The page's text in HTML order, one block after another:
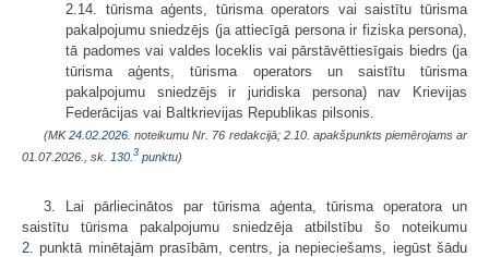
2.14. tūrisma aģents, tūrisma operators vai saistītu tūrisma
pakalpojumu sniedzējs (ja attiecīgā persona ir fiziska persona),
tā padomes vai valdes loceklis vai pārstāvēttiesīgais biedrs (ja
tūrisma aģents, tūrisma operators un saistītu tūrisma
pakalpojumu sniedzējs ir juridiska persona) nav Krievijas
Federācijas vai Baltkrievijas Republikas pilsonis.
(MK24.02.2026. noteikumu Nr. 76 redakcijā; 2.10. apakšpunkts piemērojams ar
01.07.2026., sk. 130. 3 punktu)
3. Lai pārliecinātos par tūrisma aģenta, tūrisma operatora un
saistītu tūrisma pakalpojumu sniedzēja atbilstību šo noteikumu
2. punktā minētajām prasībām, centrs, ja nepieciešams, iegūst šādu